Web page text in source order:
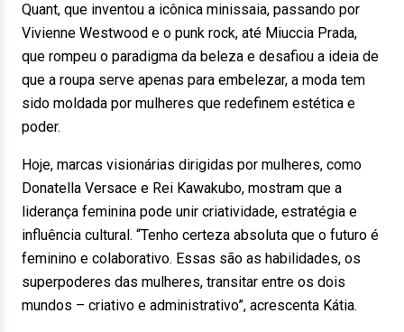
Quant, que inventou a icônica minissaia, passando por
Vivienne Westwood e o punk rock, até Miuccia Prada,
que rompeu o paradigma da beleza e desafiou a ideia de
que a roupa serve apenas para embelezar, a moda tem
sido moldada por mulheres que redefinem estética e
poder.
Hoje, marcas visionárias dirigidas por mulheres, como
Donatella Versace e Rei Kawakubo, mostram que a
liderança feminina pode unir criatividade, estratégia e
influência cultural. “Tenho certeza absoluta que o futuro é
feminino e colaborativo. Essas são as habilidades, os
superpoderes das mulheres, transitar entre os dois
mundos – criativo e administrativo”, acrescenta Kátia.